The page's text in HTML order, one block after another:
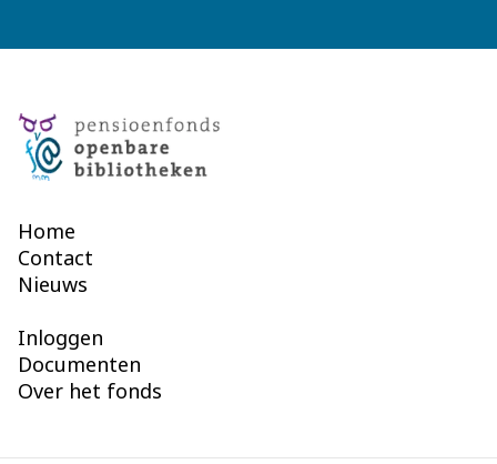
Home
Contact
Nieuws
Inloggen
Documenten
Over het fonds